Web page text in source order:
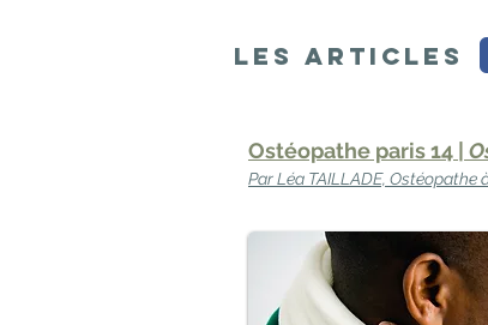
Les ARTICLES
Ostéopathe paris 14 |
Par Léa TAILLADE, Ostéopathe